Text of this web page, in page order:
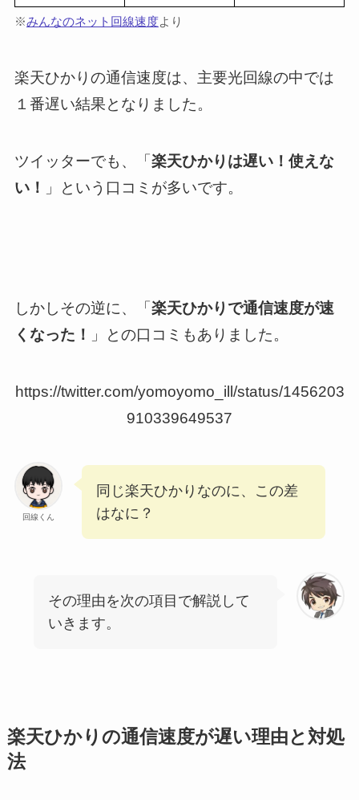
※みんなのネット回線速度より
楽天ひかりの通信速度は、主要光回線の中では
１番遅い結果となりました。
ツイッターでも、「楽天ひかりは遅い！使えな
い！
」という口コミが多いです。
しかしその逆に、「 楽天ひかりで通信速度が速
くなった！
」との口コミもありました。
https://twitter.com/yomoyomo_ill/status/1456203
910339649537
回線くん
同じ楽天ひかりなのに、この差
はなに？
その理由を次の項目で解説して
いきます。
楽天ひかりの通信速度が遅い理由と対処
法